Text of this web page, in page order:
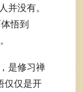
没有。
悟到
是修习禅
仅仅是开